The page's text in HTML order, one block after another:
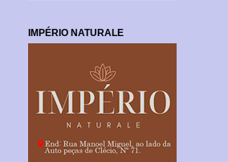
IMPÉRIO NATURALE